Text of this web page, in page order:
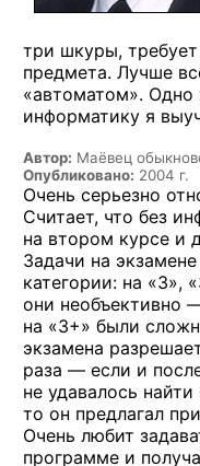
три шкуры,
предмета. Лучше
«автоматом».
информатику я
Автор: Маёвец
Опубликовано: 2004 г.
Очень серьезно
Считает, что без
на втором курсе и
Задачи на экзамене
категории: на «3»,
они необъективно
на «3+» были
экзамена
раза — если и
не удавалось
то он предлагал
Очень любит
программе и